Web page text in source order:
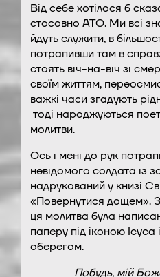
Від себе хотілося б
стосовно АТО. Ми всі
йдуть служити, в
потрапивши там в
стоять віч-на-віч зі
своїм життям,
важкі часи згадують
тоді народжуються
молитви.
Ось і мені до рук
невідомого солдата із
надрукований у книзі
«Повернутися дощем».
ця молитва була
паперу під іконою Ісуса
оберегом.
Побудь, мій